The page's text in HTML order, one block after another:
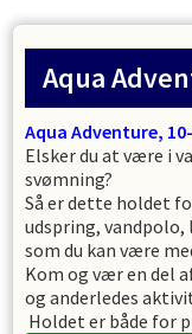
Aqua
Aqua Adventure,
Elsker du at være i
svømning?
Så er dette holdet
udspring,
som du kan være
Kom og vær en del
og anderledes
Holdet er både for